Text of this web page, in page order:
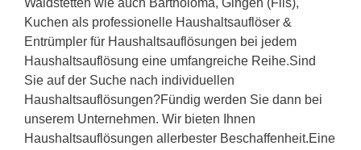
Waldstetten wie auch Bartholomä, Gingen (Fils),
Kuchen als professionelle Haushaltsauflöser &
Entrümpler für Haushaltsauflösungen bei jedem
Haushaltsauflösung eine umfangreiche Reihe.Sind
Sie auf der Suche nach individuellen
Haushaltsauflösungen?Fündig werden Sie dann bei
unserem Unternehmen. Wir bieten Ihnen
Haushaltsauflösungen allerbester Beschaffenheit.Eine